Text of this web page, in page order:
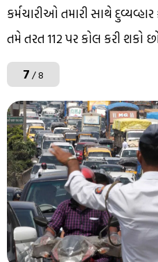
કર્મચારીઓ તમારી સાથે
તમે તરત 112 પર કોલ કરી શકો
7/ 8